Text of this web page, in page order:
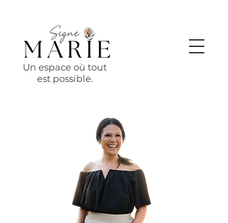
Un espace où tout
est possible.